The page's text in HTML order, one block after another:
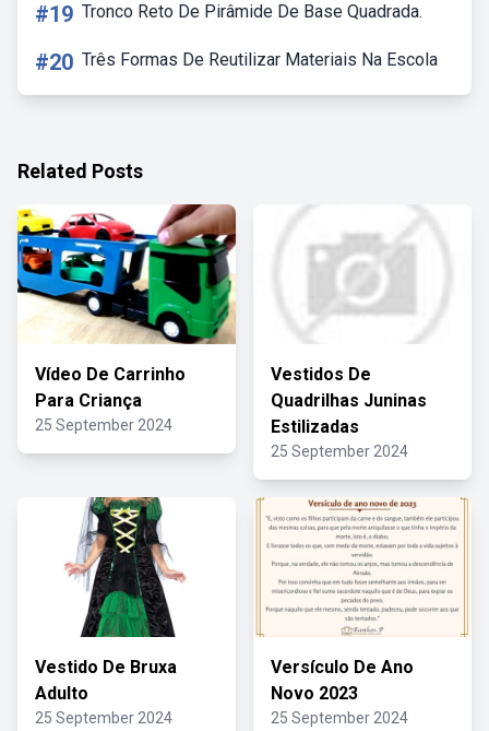
#19 Tronco Reto De Pirâmide De Base Quadrada.
#20 Três Formas De Reutilizar Materiais Na Escola
Related Posts
Vídeo De Carrinho
Para Criança
25 September 2024
Vestidos De
Quadrilhas Juninas
Estilizadas
25 September 2024
Vestido De Bruxa
Adulto
25 September 2024
Versículo De Ano
Novo 2023
25 September 2024